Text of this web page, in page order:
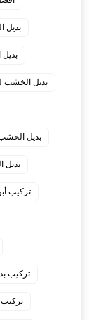
بديل
بديل الخشب
بديل
بديل
تركيب
تركيب